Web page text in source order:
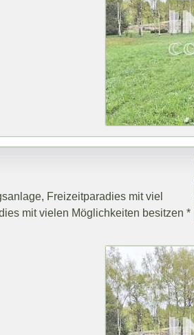
Freizeitparadies mit viel
mit vielen Möglichkeiten besitzen *